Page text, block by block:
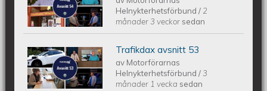
Helnykterhetsförbund/ 2
månader 3 veckor sedan
Trafikdax - Avsnitt 53
Trafikdax avsnitt 53
av Motorförarnas
Helnykterhetsförbund/3
månader 1 vecka sedan